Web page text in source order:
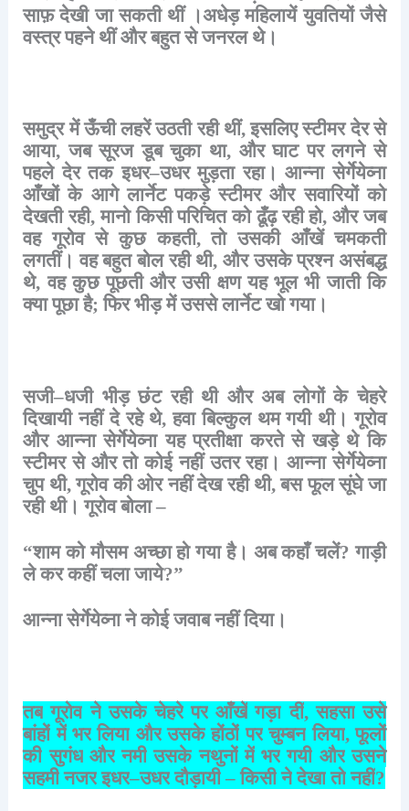
साफ़ देखी जा सकती थीं ।अधेड़ महिलायें युवतियों जैसे
वस्त्र पहने थीं और बहुत से जनरल थे।
समुद्र में ऊँची लहरें उठती रही थीं,इसलिए स्टीमर देर से
आया,जब सूरज डूब चुका था, और घाट पर लगने से
पहले देर तक इधर–उधर मुड़ता रहा। आन्ना सेर्गेयेव्ना
आँखों के आगे लार्नेट पकड़े स्टीमर और सवारियों को
देखती रही,मानो किसी परिचित को ढूँढ़ रही हो,और जब
वह गूरोव से कुछ कहती,तो उसकी आँखें चमकती
लगतीं। वह बहुत बोल रही थी, और उसके प्रश्न असंबद्ध
थे,वह कुछ पूछती और उसी क्षण यह भूल भी जाती कि
क्या पूछा है;फिर भीड़ में उससे लार्नेट खो गया।
सजी–धजी भीड़ छंट रही थी और अब लोगों के चेहरे
दिखायी नहीं दे रहे थे,हवा बिल्कुल थम गयी थी। गूरोव
और आन्ना सेर्गेयेव्ना यह प्रतीक्षा करते से खड़े थे कि
स्टीमर से और तो कोई नहीं उतर रहा। आन्ना सेर्गेयेव्ना
चुप थी,गूरोव की ओर नहीं देख रही थी,बस फूल सूंघे जा
रही थी। गूरोव बोला–
“शाम को मौसम अच्छा हो गया है। अब कहाँ चलें?गाड़ी
ले कर कहीं चला जाये?”
आन्ना सेर्गेयेव्ना ने कोई जवाब नहीं दिया।
तब गूरोव ने उसके चेहरे पर आँखें गड़ा दीं,सहसा उसे
बांहों में भर लिया और उसके होंठों पर चुम्बन लिया,फूलों
की सुगंध और नमी उसके नथुनों में भर गयी और उसने
सहमी नजर इधर–उधर दौड़ायी –किसी ने देखा तो नहीं?